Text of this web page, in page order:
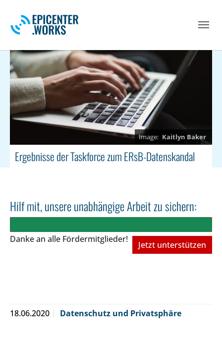
Kaitlyn Baker
Ergebnisse der Taskforce zum ERsB-Datenskandal
Hilf mit, unsere unabhängige Arbeit zu sichern:
Danke an alle Fördermitglieder!
Jetzt unterstützen
18.06.2020 Datenschutz und Privatsphäre